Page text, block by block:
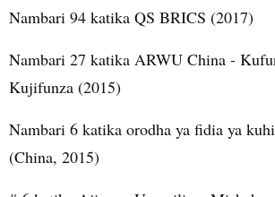
Nambari 94 katika QS BRICS (2017)
Nambari 27 katika ARWU China -
Kujifunza (2015)
Nambari 6 katika orodha ya fidia ya
(China, 2015)